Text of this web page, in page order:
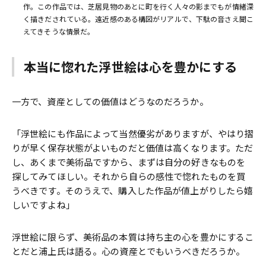
作。この作品では、芝居見物のあとに町を行く人々の影までもが情緒深
く描きだされている。遠近感のある構図がリアルで、下駄の音さえ聞こ
えてきそうな情景だ。
本当に惚れた浮世絵は心を豊かにする
一方で、資産としての価値はどうなのだろうか。
「浮世絵にも作品によって当然優劣がありますが、やはり摺
りが早く保存状態がよいものだと価値は高くなります。ただ
し、あくまで美術品ですから、まずは自分の好きなものを
探してみてほしい。それから自らの感性で惚れたものを買
うべきです。そのうえで、購入した作品が値上がりしたら嬉
しいですよね」
浮世絵に限らず、美術品の本質は持ち主の心を豊かにするこ
とだと浦上氏は語る。心の資産とでもいうべきだろうか。